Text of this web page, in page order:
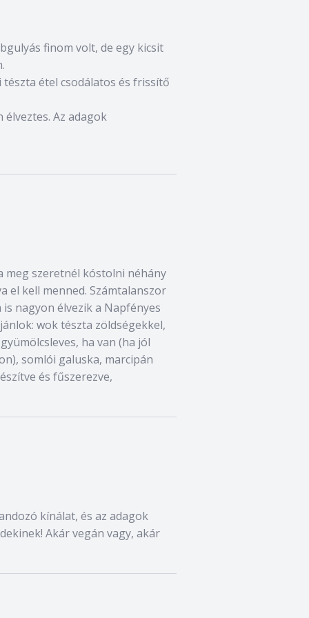
finom volt, de egy kicsit
étel csodálatos és frissítő
Az adagok
meg szeretnél kóstolni néhány
el kell menned. Számtalanszor
nagyon élvezik a Napfényes
wok tészta zöldségekkel,
ha van (ha jól
somlói galuska, marcipán
és fűszerezve,
kínálat, és az adagok
Akár vegán vagy, akár